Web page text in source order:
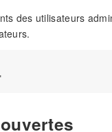
des utilisateurs